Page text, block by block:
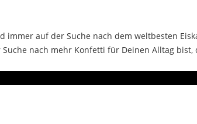
auf der Suche nach dem weltbesten
nach mehr Konfetti für Deinen Alltag